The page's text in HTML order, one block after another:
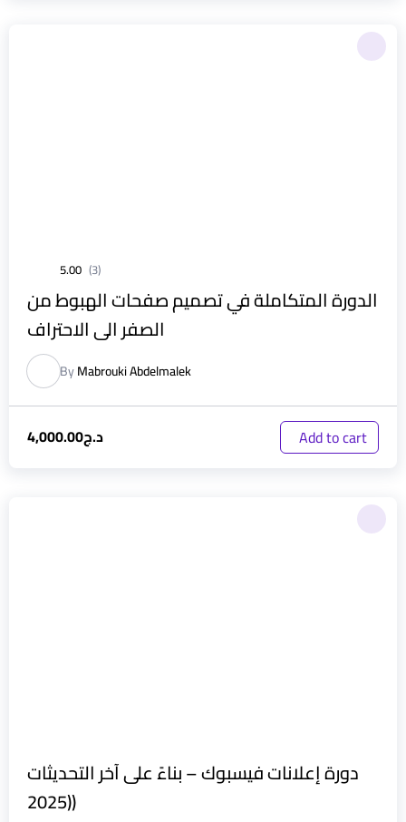
5.00 (3)
الدورة المتكاملة في تصميم صفحات الهبوط من
الصفر الى الاحتراف
ByMabrouki Abdelmalek
د.ج4,000.00 Add to cart
دورة إعلانات فيسبوك – بناءً على آخر التحديثات
(2025)